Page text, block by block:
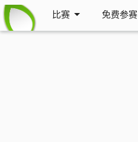
比赛 免费参赛